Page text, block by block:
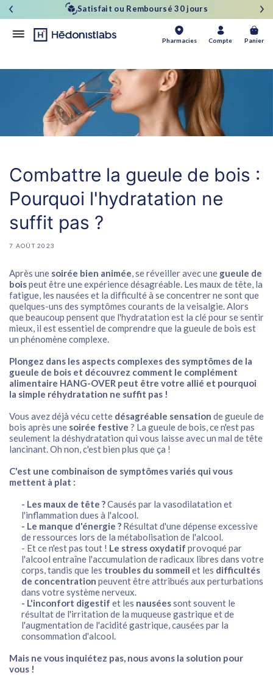
contenu
⭐⭐⭐⭐⭐ 4.7/5 basé sur + de 300 avis ✅
Pharmacies Compte Panier
Panier
Combattre la gueule de bois :
Pourquoi l'hydratation ne
suffit pas ?
7 AOÛT 2023
Après une soirée bien animée, se réveiller avec une gueule de
boispeut être une expérience désagréable. Les maux de tête, la
fatigue, les nausées et la difficulté à se concentrer ne sont que
quelques-uns des symptômes courants de la veisalgie. Alors
que beaucoup pensent que l'hydratation est la clé pour se sentir
mieux, il est essentiel de comprendre que la gueule de bois est
un phénomène complexe.
Plongez dans les aspects complexes des symptômes de la
gueule de bois et découvrez comment le complément
alimentaire HANG-OVER peut être votre allié et pourquoi
la simple réhydratation ne suffit pas !
Vous avez déjà vécu cette désagréable sensation de gueule de
bois après une soirée festive ? La gueule de bois, ce n'est pas
seulement la déshydratation qui vous laisse avec un mal de tête
lancinant. Oh non, c'est bien plus que ça !
C'est une combinaison de symptômes variés qui vous
mettent à plat :
- Les maux de tête ?Causés par la vasodilatation et
l'inflammation dues à l'alcool.
- Le manque d'énergie ? Résultat d'une dépense excessive
de ressources lors de la métabolisation de l'alcool.
- Et ce n'est pas tout ! Le stress oxydatif provoqué par
l'alcool entraîne l'accumulation de radicaux libres dans votre
corps, tandis que les troubles du sommeil et les difficultés
de concentration peuvent être attribués aux perturbations
dans votre système nerveux.
- L'inconfort digestif et les nauséessont souvent le
résultat de l'irritation de la muqueuse gastrique et de
l'augmentation de l'acidité gastrique, causées par la
consommation d'alcool.
Mais ne vous inquiétez pas, nous avons la solution pour
vous !